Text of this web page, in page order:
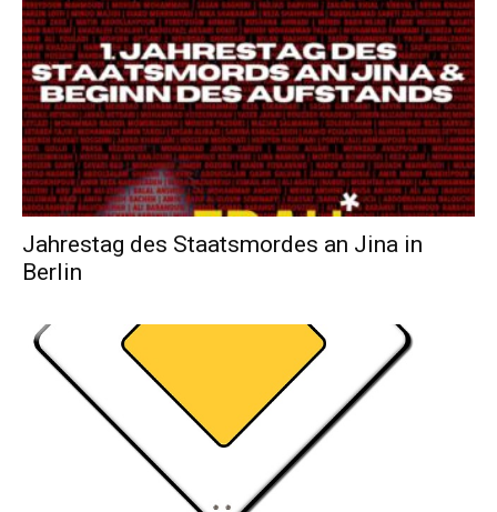
Jahrestag des Staatsmordes an Jina in
Berlin